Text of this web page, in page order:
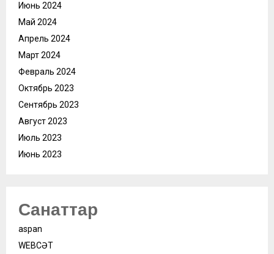
Июнь 2024
Май 2024
Апрель 2024
Март 2024
Февраль 2024
Октябрь 2023
Сентябрь 2023
Август 2023
Июль 2023
Июнь 2023
Санаттар
aspan
WEBСӘТ